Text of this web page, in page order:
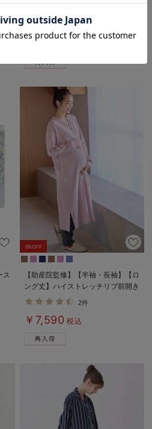
接触冷感
￥1,776
ス
5%OFF
【助産院監修】【半袖・長袖】【ロ
ング丈】ハイストレッチリブ前開き
パジャマ マタニティ・授乳パジャ
マ【出産後も長く使える】
2件
￥7,590 税込
商品を確認する